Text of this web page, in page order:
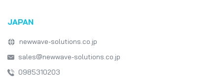
JAPAN
newwave-solutions.co.jp
sales@newwave-solutions.co.jp
0985310203